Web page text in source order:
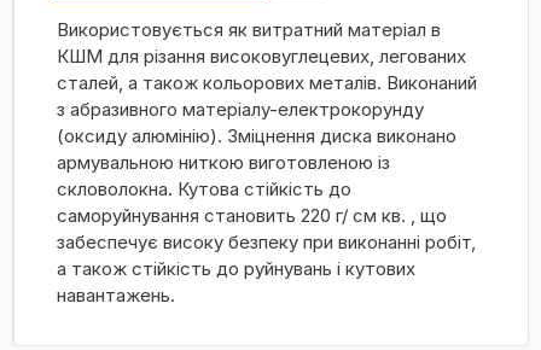
Використовується як витратний матеріал в
КШМ для різання високовуглецевих, легованих
сталей, а також кольорових металів. Виконаний
з абразивного матеріалу-електрокорунду
(оксиду алюмінію). Зміцнення диска виконано
армувальною ниткою виготовленою із
скловолокна. Кутова стійкість до
саморуйнування становить 220 г/ см кв. , що
забеспечує високу безпеку при виконанні робіт,
а також стійкість до руйнувань і кутових
навантажень.